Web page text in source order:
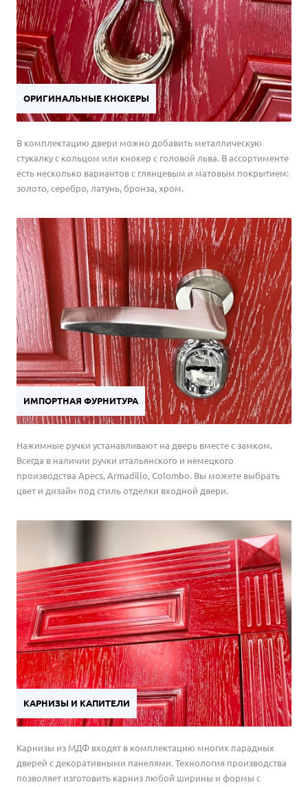
контроль качества и соответствует современным
требованиям к комфортной эксплуатации.
Профессиональный монтаж. Наши специалисты установят
дверь «под ключ» быстро и качественно, обеспечивая ее
долговечность и надежность.
ОРИГИНАЛЬНЫЕ КНОКЕРЫ
В комплектацию двери можно добавить металлическую
стукалку с кольцом или кнокер с головой льва. В ассортименте
есть несколько вариантов с глянцевым и матовым покрытием:
золото, серебро, латунь, бронза, хром.
ИМПОРТНАЯ ФУРНИТУРА
Нажимные ручки устанавливают на дверь вместе с замком.
Всегда в наличии ручки итальянского и немецкого
производства Apecs, Armadillo, Colombo. Вы можете выбрать
цвет и дизайн под стиль отделки входной двери.
КАРНИЗЫ И КАПИТЕЛИ
Карнизы из МДФ входят в комплектацию многих парадных
дверей с декоративными панелями. Технология производства
позволяет изготовить карниз любой ширины и формы с